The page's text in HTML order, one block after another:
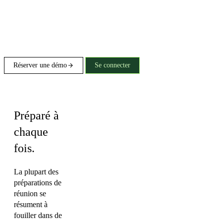
Réserver une démo Se connecter
Préparé à
chaque
fois.
La plupart des
préparations de
réunion se
résument à
fouiller dans de